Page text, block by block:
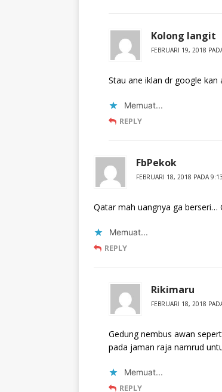
Kolong langit
FEBRUARI 19, 2018
Stau ane iklan dr google kan
Memuat...
REPLY
FbPekok
FEBRUARI 18, 2018 PADA
Qatar mah uangnya ga berseri…
Memuat...
REPLY
Rikimaru
FEBRUARI 18, 2018
Gedung nembus awan
pada jaman raja namrud
Memuat...
REPLY